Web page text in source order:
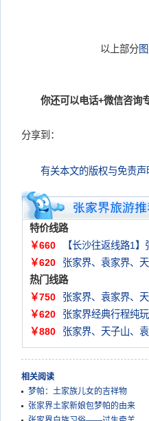
以上部分
你还可以电话+微信咨询
分享到：
有关本文的版权与免责声
特价线路
￥660
【长沙往返线路1
￥620
张家界、袁家界、
热门线路
￥750
张家界、袁家界、
￥620
张家界经典行程纯
￥880
张家界、天子山、
相关阅读
梦帕：土家族儿女的吉祥物
张家界土家新娘包梦帕的由来